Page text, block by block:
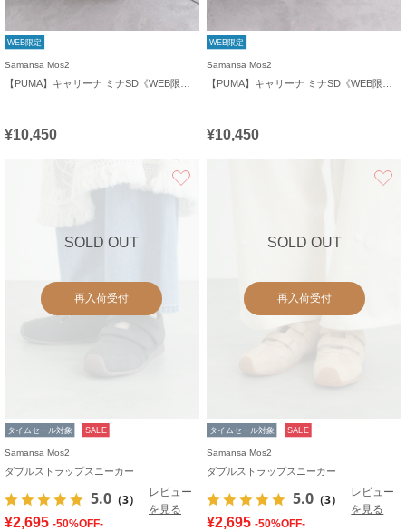
WEB限定
Samansa Mos2
¥10,450
WEB限定
Samansa Mos2
¥10,450
SOLD OUT
再入荷受付
タイムセール対象 SALE
Samansa Mos2
ダブルストラップスニーカー
5.0 （3）
レビュー
を見る
¥2,695 -50%OFF-
SOLD OUT
再入荷受付
タイムセール対象 SALE
Samansa Mos2
ダブルストラップスニーカー
5.0 （3）
レビュー
を見る
¥2,695 -50%OFF-